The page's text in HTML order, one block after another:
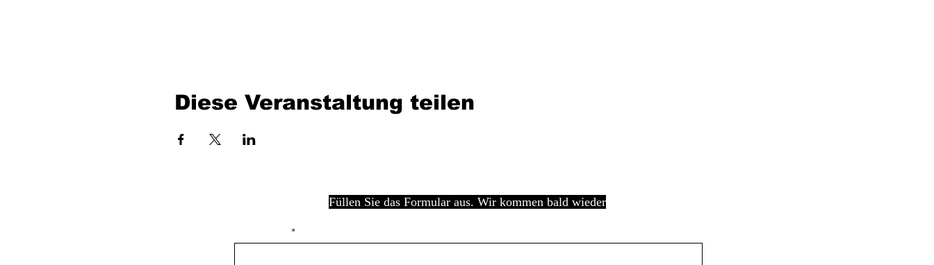
Diese Veranstaltung teilen
Füllen Sie das Formular aus. Wir kommen bald wieder